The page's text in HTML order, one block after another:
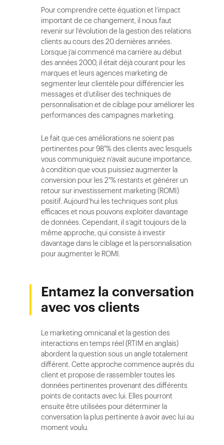
Pour comprendre cette équation et l’impact
important de ce changement, il nous faut
revenir sur l’évolution de la gestion des relations
clients au cours des 20 dernières années.
Lorsque j’ai commencé ma carrière au début
des années 2000, il était déjà courant pour les
marques et leurs agences marketing de
segmenter leur clientèle pour différencier les
messages et d’utiliser des techniques de
personnalisation et de ciblage pour améliorer les
performances des campagnes marketing.
Le fait que ces améliorations ne soient pas
pertinentes pour 98 % des clients avec lesquels
vous communiquiez n’avait aucune importance,
à condition que vous puissiez augmenter la
conversion pour les 2 % restants et générer un
retour sur investissement marketing (ROMI)
positif. Aujourd’hui les techniques sont plus
efficaces et nous pouvons exploiter davantage
de données. Cependant, il s’agit toujours de la
même approche, qui consiste à investir
davantage dans le ciblage et la personnalisation
pour augmenter le ROMI.
Entamez la conversation
avec vos clients
Le marketing omnicanal et la gestion des
interactions en temps réel (RTIM en anglais)
abordent la question sous un angle totalement
différent. Cette approche commence auprès du
client et propose de rassembler toutes les
données pertinentes provenant des différents
points de contacts avec lui. Elles pourront
ensuite être utilisées pour déterminer la
conversation la plus pertinente à avoir avec lui au
moment voulu.